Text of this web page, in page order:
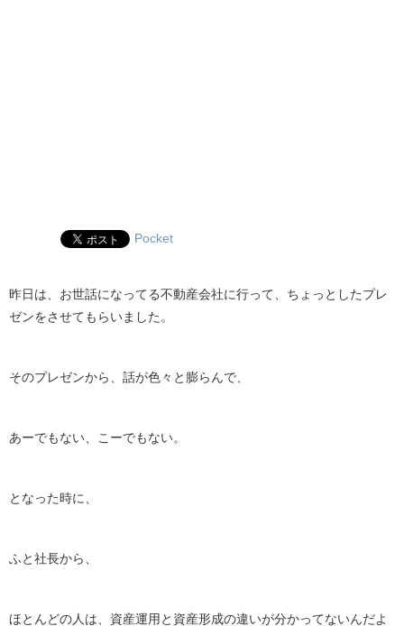
Pocket
昨日は、お世話になってる不動産会社に行って、ちょっとしたプレ
ゼンをさせてもらいました。
そのプレゼンから、話が色々と膨らんで、
あーでもない、こーでもない。
となった時に、
ふと社長から、
ほとんどの人は、資産運用と資産形成の違いが分かってないんだよ